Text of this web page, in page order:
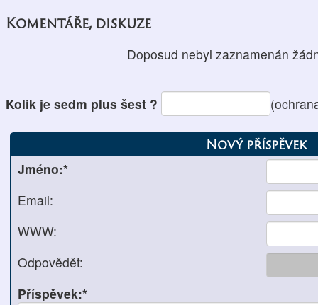
Komentáře, diskuze
Doposud nebyl zaznamenán
Kolik je sedm plus šest ?
Nový příspěvek
Jméno:*
Email:
WWW:
Odpovědět:
Příspěvek:*